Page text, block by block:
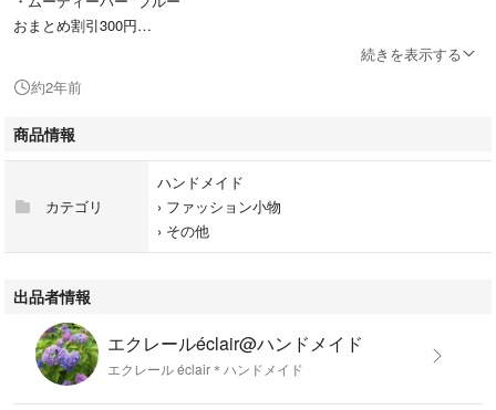
おまとめ割引300円
よろしくお願いいたします。
続きを表示する
約2年前
商品情報
カテゴリ
ハンドメイド
› ファッション小物
› その他
出品者情報
エクレールéclair@ハンドメイド
エクレール éclair＊ハンドメイド